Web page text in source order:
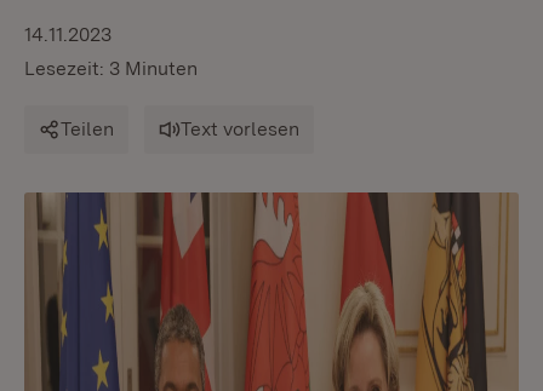
14.11.2023
Lesezeit: 3 Minuten
Teilen Text vorlesen